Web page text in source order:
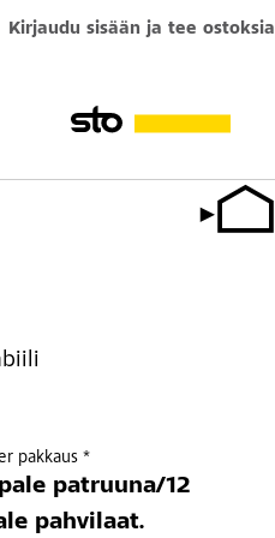
Kirjaudu sisään ja tee ostoksia
pakkaus *
patruuna/12
pahvilaat.